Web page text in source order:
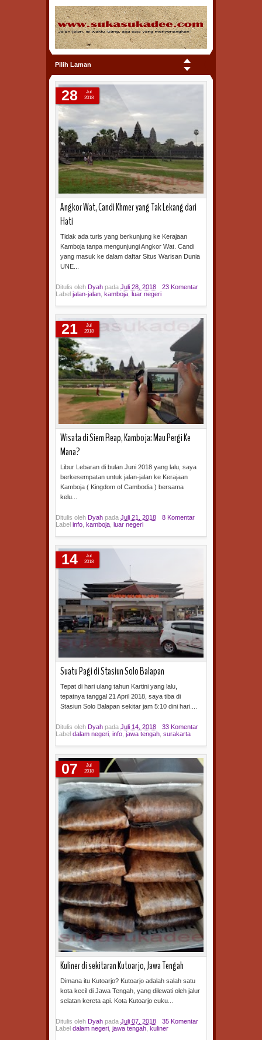
Pilih Laman
Angkor Wat, Candi Khmer yang Tak Lekang dari
Hati
Tidak ada turis yang berkunjung ke Kerajaan
Kamboja tanpa mengunjungi Angkor Wat. Candi
yang masuk ke dalam daftar Situs Warisan Dunia
UNE...
28
Jul
2018
Ditulis oleh Dyah pada Juli 28, 2018
23 Komentar
Label jalan-jalan kamboja luar negeri
Wisata di Siem Reap, Kamboja: Mau Pergi Ke
Mana?
Libur Lebaran di bulan Juni 2018 yang lalu, saya
berkesempatan untuk jalan-jalan ke Kerajaan
Kamboja ( Kingdom of Cambodia ) bersama
kelu...
21
Jul
2018
Ditulis oleh Dyah pada Juli 21, 2018
8 Komentar
Label info kamboja luar negeri
Suatu Pagi di Stasiun Solo Balapan
Tepat di hari ulang tahun Kartini yang lalu,
tepatnya tanggal 21 April 2018, saya tiba di
Stasiun Solo Balapan sekitar jam 5:10 dini hari....
14
Jul
2018
Ditulis oleh Dyah pada Juli 14, 2018
33 Komentar
Label dalam negeri info jawa tengah surakarta
Kuliner di sekitaran Kutoarjo, Jawa Tengah
Dimana itu Kutoarjo? Kutoarjo adalah salah satu
kota kecil di Jawa Tengah, yang dilewati oleh jalur
selatan kereta api. Kota Kutoarjo cuku...
07
Jul
2018
Ditulis oleh Dyah pada Juli 07, 2018
35 Komentar
Label dalam negeri, jawa tengah, kuliner